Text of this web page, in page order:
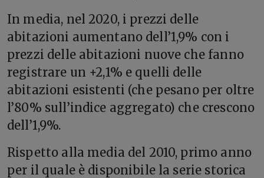
In media, nel 2020, i prezzi delle
abitazioni aumentano dell’1,9% con i
prezzi delle abitazioni nuove che fanno
registrare un +2,1% e quelli delle
abitazioni esistenti (che pesano per oltre
l’80% sull’indice aggregato) che crescono
dell’1,9%.
Rispetto alla media del 2010, primo anno
per il quale è disponibile la serie storica